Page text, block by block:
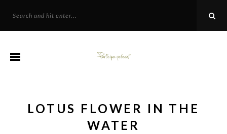
LOTUS FLOWER IN THE
WATER